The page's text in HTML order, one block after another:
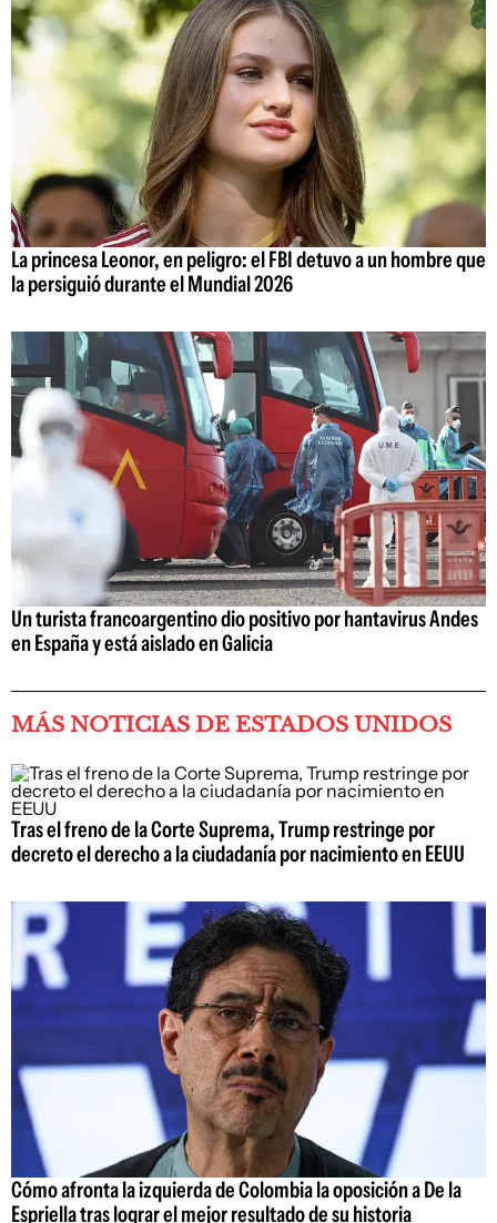
La princesa Leonor, en peligro: el FBI detuvo a un hombre que
la persiguió durante el Mundial 2026
Un turista francoargentino dio positivo por hantavirus Andes
en España y está aislado en Galicia
MÁS NOTICIAS DE ESTADOS UNIDOS
Tras el freno de la Corte Suprema, Trump restringe por
decreto el derecho a la ciudadanía por nacimiento en EEUU
Cómo afronta la izquierda de Colombia la oposición a De la
Espriella tras lograr el mejor resultado de su historia